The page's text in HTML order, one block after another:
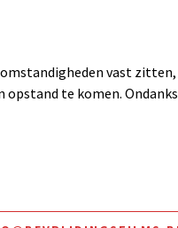
vast
te komen.